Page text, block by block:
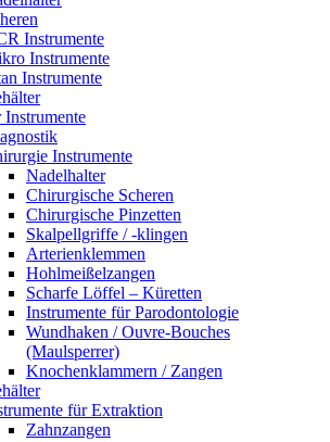
Instrumente
Instrumente
Instrumente
Instrumente
Instrumente
Nadelhalter
Chirurgische Scheren
Chirurgische Pinzetten
Skalpellgriffe / -klingen
Arterienklemmen
Hohlmeißelzangen
Scharfe Löffel – Küretten
Instrumente für Parodontologie
Wundhaken / Ouvre-Bouches
(Maulsperrer)
Knochenklammern / Zangen
für Extraktion
Zahnzangen